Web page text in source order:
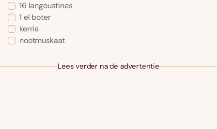
16 langoustines
1 el boter
kerrie
nootmuskaat
Lees verder na de advertentie